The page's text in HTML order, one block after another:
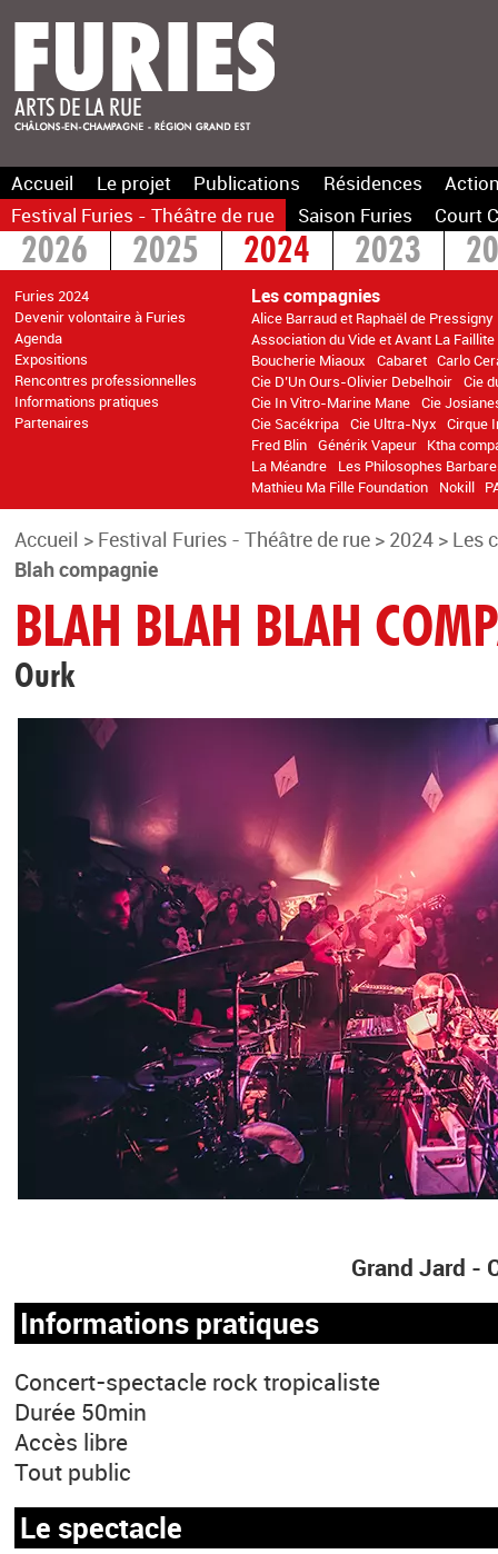
Accueil Le projet Publications Résidences
Festival Furies - Théâtre de rue
Saison Furies Court
2026 2025 2024
Furies 2024
Devenir volontaire à Furies
Agenda
Expositions
Rencontres professionnelles
Informations pratiques
Partenaires
Les compagnies
Alice Barraud et Raphaël de Pressigny
Association du Vide et Avant La Faillite
Boucherie Miaoux
Cabaret Carlo
Cie D’Un Ours-Olivier Debelhoir Cie
Cie In Vitro-Marine Mane Cie
Cie Sacékripa Cie Ultra-Nyx Cirque
Fred Blin Générik Vapeur Ktha
La Méandre
Les Philosophes
Mathieu Ma Fille Foundation
Nokill
2023
2016
>2014
Accueil > Festival Furies - Théâtre de rue > 2024 > Les
Blah compagnie
BLAH BLAH BLAH
Ourk
Grand Jard -
Informations pratiques
Concert-spectacle rock tropicaliste
Durée 50min
Accès libre
Tout public
Le spectacle